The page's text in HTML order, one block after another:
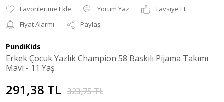
Yorum Yaz
Tavsiye Et
Fiyat Alarmı
Paylaş
PundiKids
Erkek Çocuk Yazlık Champion 58 Baskılı Pijama Takımı
Mavi - 11 Yaş
291,38 TL 323,75 TL